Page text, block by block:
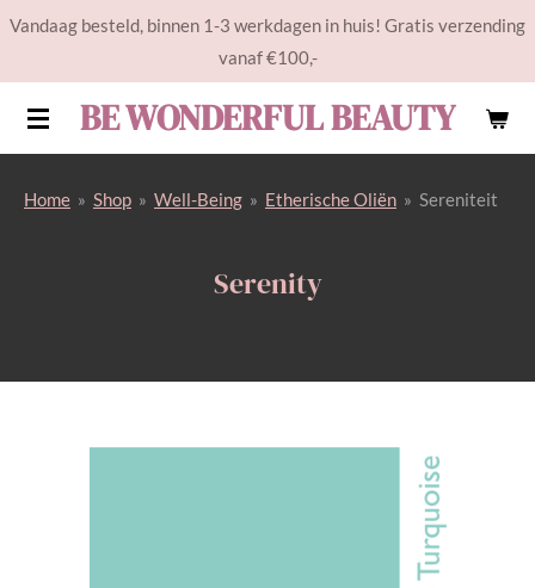
Ga
de
hoofdinhoud
BE WONDERFUL BEAUTY
Vandaag besteld, binnen 1-3 werkdagen in huis! Gratis verzending
vanaf €100,-
Home » Shop » Well-Being » Etherische Oliën » Sereniteit
Serenity